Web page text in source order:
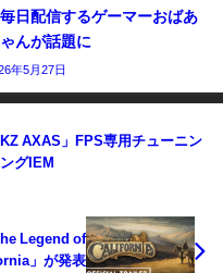
日配信するゲーマーおばあ
んが話題に
年5月27日
KZ AXAS」FPS専用チューニン
グIEM
Legend of
」が発表